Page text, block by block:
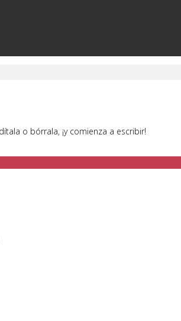
o bórrala, ¡y comienza a escribir!